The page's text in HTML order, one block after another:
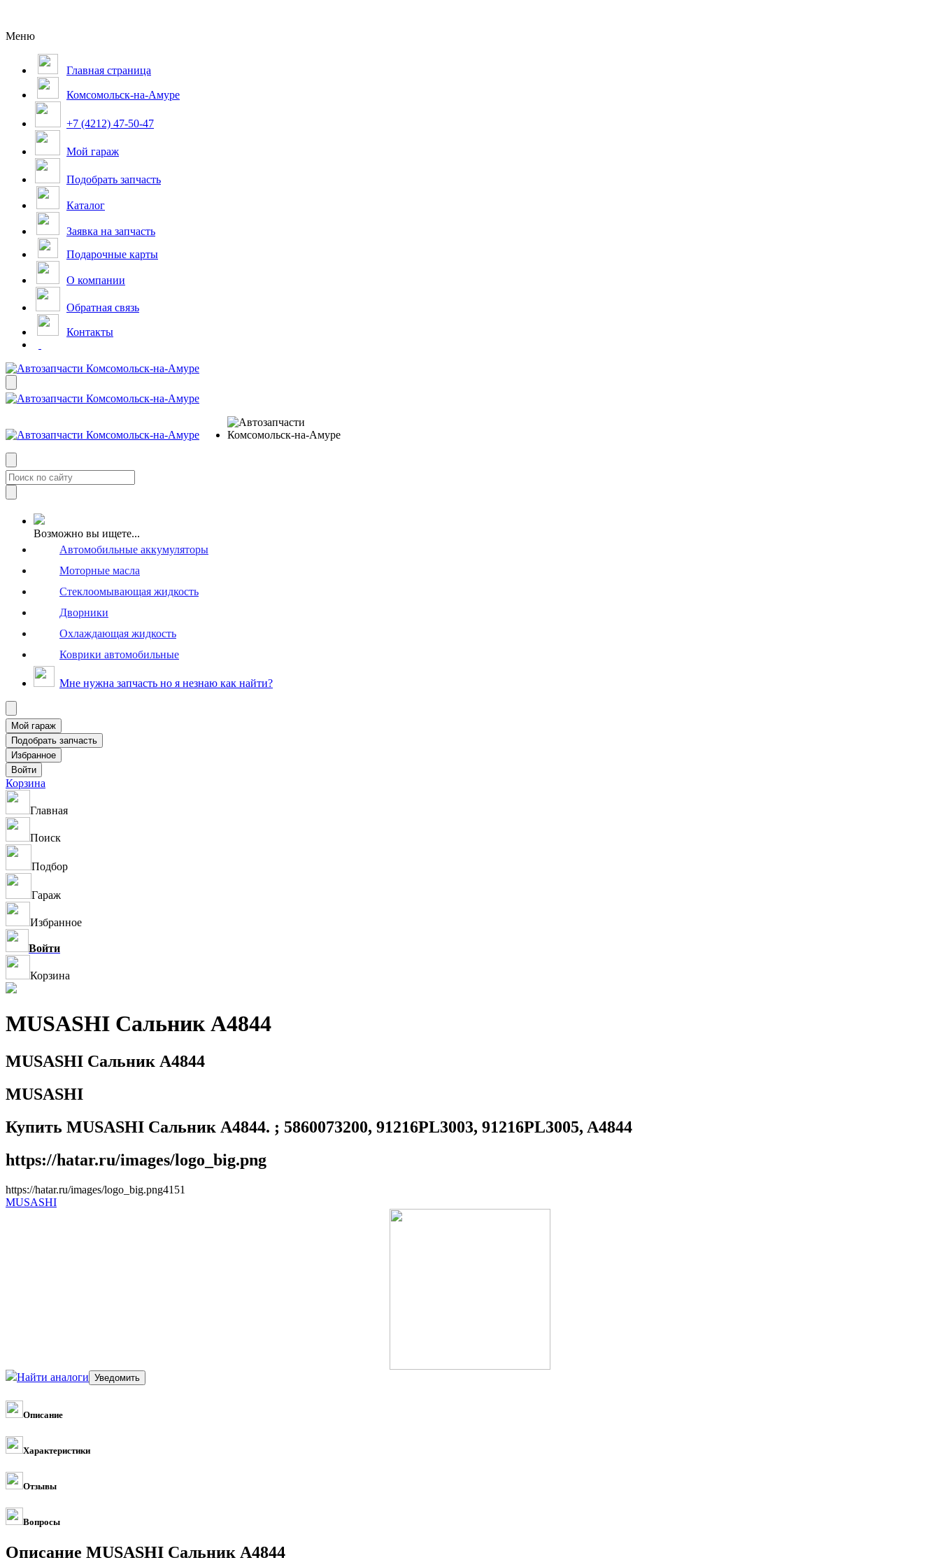
Меню
Главная страница
Комсомольск-на-Амуре
+7 (4212) 47-50-47
Мой гараж
Подобрать запчасть
Каталог
Заявка на запчасть
Подарочные карты
О компании
Обратная связь
Контакты
Возможно вы ищете...
Автомобильные аккумуляторы
Моторные масла
Стеклоомывающая жидкость
Дворники
Охлаждающая жидкость
Коврики автомобильные
Мне нужна запчасть но я незнаю как найти?
Корзина
Главная
Поиск
Подбор
Гараж
Избранное
Войти
Корзина
MUSASHI Сальник A4844
MUSASHI Сальник A4844
MUSASHI
Купить MUSASHI Сальник A4844. ; 5860073200, 91216PL3003, 91216PL3005, A4844
https://hatar.ru/images/logo_big.png
https://hatar.ru/images/logo_big.png41 51
MUSASHI
Найти аналоги
Описание
Характеристики
Отзывы
Вопросы
Описание MUSASHI Сальник A4844